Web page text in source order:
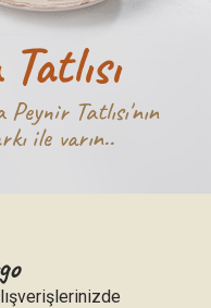
Tatlısı'nın
ile varın..